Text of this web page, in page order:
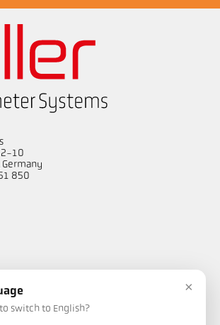
2-10
850
našich řešení pro měření teploty? Náš tým
×
switch to English?